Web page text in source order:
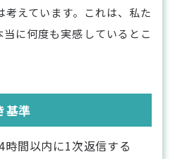
考えています。これは、私た
に何度も実感しているとこ
基準
間以内に1次返信する